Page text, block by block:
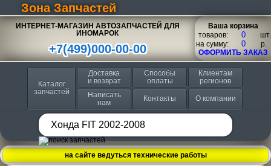
Зона Запчастей
ИНТЕРНЕТ-МАГАЗИН АВТОЗАПЧАСТЕЙ ДЛЯ
ИНОМАРОК
+7(499)000-00-00
Ваша корзина
товаров:
шт.
на сумму:
p.
ОФОРМИТЬ ЗАКАЗ
Каталог
запчастей
Доставка
и возврат
Способы
оплаты
Клиентам
регионов
Написать
нам
Контакты О компании
на сайте ведуться технические работы